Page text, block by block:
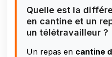
Quelle est la
en cantine et un
un télétravailleur ?
Un repas en cantine